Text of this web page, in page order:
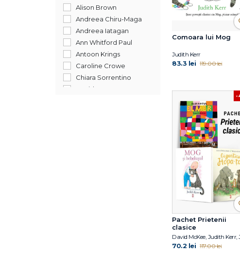
Alison Brown
Andreea Chiru-Maga
Andreea Iatagan
Ann Whitford Paul
Antoon Krings
Caroline Crowe
Chiara Sorrentino
David McKee
Comoara lui Mog
Judith Kerr
83.3 lei 119.00 lei
-
Pachet Prietenii
clasice
70.2 lei 117.00 lei